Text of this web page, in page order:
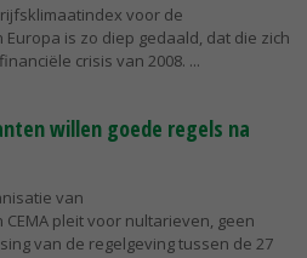
voor de
is zo diep gedaald, dat die zich
crisis van 2008.
willen goede regels na
van
pleit voor nultarieven, geen
van de regelgeving tussen de 27